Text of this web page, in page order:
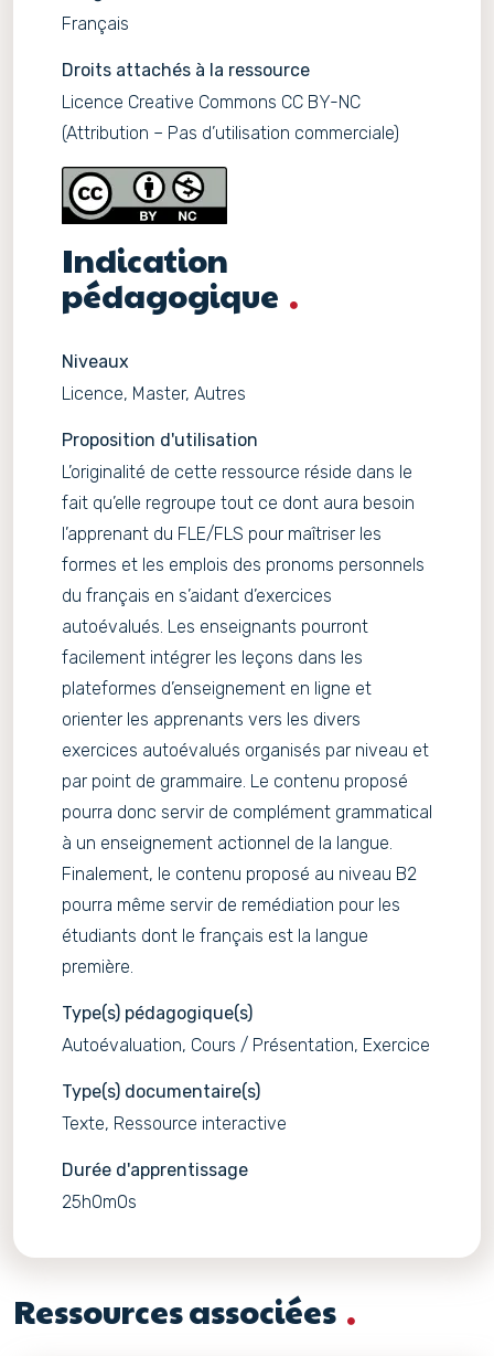
Français
Droits attachés à la ressource
Licence Creative Commons CC BY-NC
(Attribution – Pas d’utilisation commerciale)
Indication
pédagogique
Niveaux
Licence, Master, Autres
Proposition d'utilisation
L’originalité de cette ressource réside dans le
fait qu’elle regroupe tout ce dont aura besoin
l’apprenant du FLE/FLS pour maîtriser les
formes et les emplois des pronoms personnels
du français en s’aidant d’exercices
autoévalués. Les enseignants pourront
facilement intégrer les leçons dans les
plateformes d’enseignement en ligne et
orienter les apprenants vers les divers
exercices autoévalués organisés par niveau et
par point de grammaire. Le contenu proposé
pourra donc servir de complément grammatical
à un enseignement actionnel de la langue.
Finalement, le contenu proposé au niveau B2
pourra même servir de remédiation pour les
étudiants dont le français est la langue
première.
Type(s) pédagogique(s)
Autoévaluation, Cours / Présentation, Exercice
Type(s) documentaire(s)
Texte, Ressource interactive
Durée d'apprentissage
25h0m0s
Ressources associées